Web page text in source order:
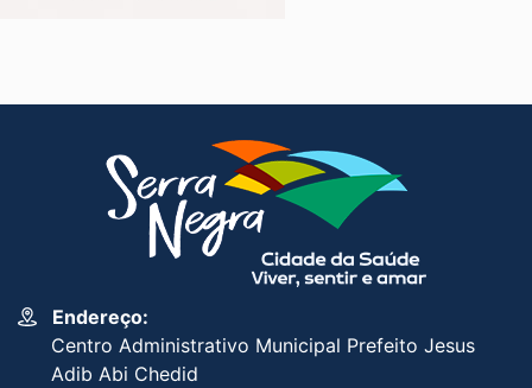
Endereço:
Centro Administrativo Municipal Prefeito Jesus
Adib Abi Chedid